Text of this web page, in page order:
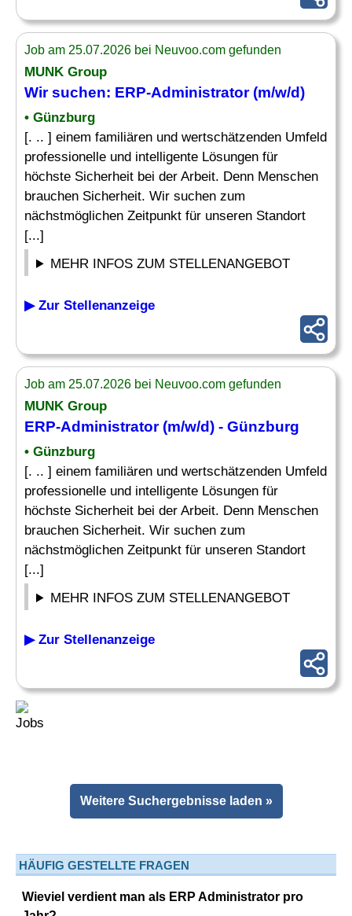
Job am 25.07.2026 bei Neuvoo.com gefunden
MUNK Group
Wir suchen: ERP-Administrator(m/w/d)
• Günzburg
[. .. ] einem familiären und wertschätzenden Umfeld
professionelle und intelligente Lösungen für
höchste Sicherheit bei der Arbeit. Denn Menschen
brauchen Sicherheit. Wir suchen zum
nächstmöglichen Zeitpunkt für unseren Standort
[...]
MEHR INFOS ZUM STELLENANGEBOT
▶ Zur Stellenanzeige
Job am 25.07.2026 bei Neuvoo.com gefunden
MUNK Group
ERP-Administrator(m/w/d) - Günzburg
• Günzburg
[. .. ] einem familiären und wertschätzenden Umfeld
professionelle und intelligente Lösungen für
höchste Sicherheit bei der Arbeit. Denn Menschen
brauchen Sicherheit. Wir suchen zum
nächstmöglichen Zeitpunkt für unseren Standort
[...]
MEHR INFOS ZUM STELLENANGEBOT
▶ Zur Stellenanzeige
Weitere Suchergebnisse laden »
HÄUFIG GESTELLTE FRAGEN
Wieviel verdient man als ERP Administrator pro